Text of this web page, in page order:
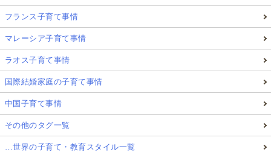
フランス子育て事情
マレーシア子育て事情
ラオス子育て事情
国際結婚家庭の子育て事情
中国子育て事情
その他のタグ一覧
…世界の子育て・教育スタイル一覧